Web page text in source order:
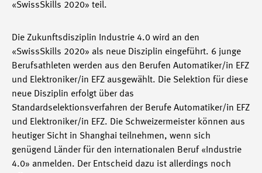
«SwissSkills 2020» teil.
Die Zukunftsdisziplin Industrie 4.0 wird an den
«SwissSkills 2020» als neue Disziplin eingeführt. 6 junge
Berufsathleten werden aus den Berufen Automatiker/in EFZ
und Elektroniker/in EFZ ausgewählt. Die Selektion für diese
neue Disziplin erfolgt über das
Standardselektionsverfahren der Berufe Automatiker/in EFZ
und Elektroniker/in EFZ. Die Schweizermeister können aus
heutiger Sicht in Shanghai teilnehmen, wenn sich
genügend Länder für den internationalen Beruf «Industrie
4.0» anmelden. Der Entscheid dazu ist allerdings noch